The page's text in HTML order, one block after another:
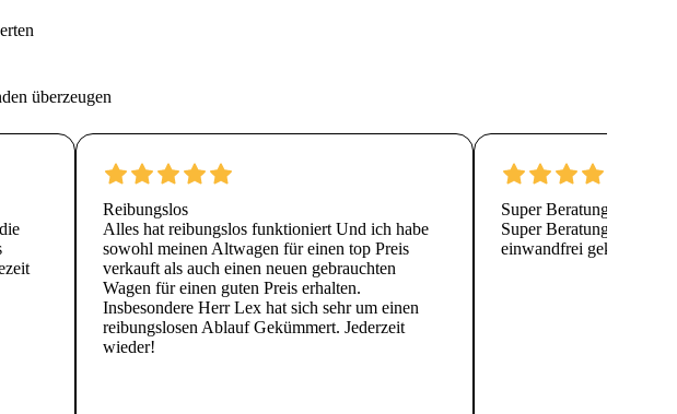
überzeugen
Reibungslos
Alles hat reibungslos funktioniert Und ich habe
sowohl meinen Altwagen für einen top Preis
verkauft als auch einen neuen gebrauchten
Wagen für einen guten Preis erhalten.
Insbesondere Herr Lex hat sich sehr um einen
reibungslosen Ablauf Gekümmert. Jederzeit
wieder!
Super Beratung
Super Beratung und
einwandfrei geklappt,